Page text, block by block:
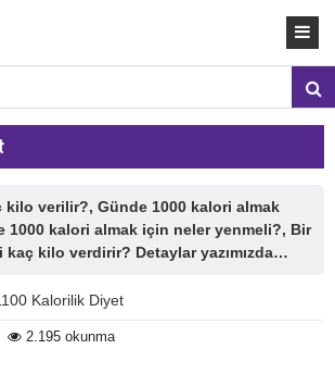
kilo verilir?, Günde 1000 kalori almak
1000 kalori almak için neler yenmeli?, Bir
kaç kilo verdirir? Detaylar yazımızda…
Kalorilik Diyet
2.195 okunma